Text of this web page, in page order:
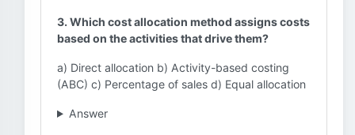
3. Which cost allocation method assigns costs
based on the activities that drive them?
a) Direct allocation b) Activity-based costing
(ABC) c) Percentage of sales d) Equal allocation
Answer